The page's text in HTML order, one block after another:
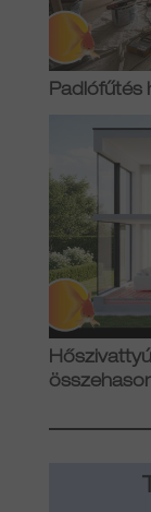
Padlófűtés